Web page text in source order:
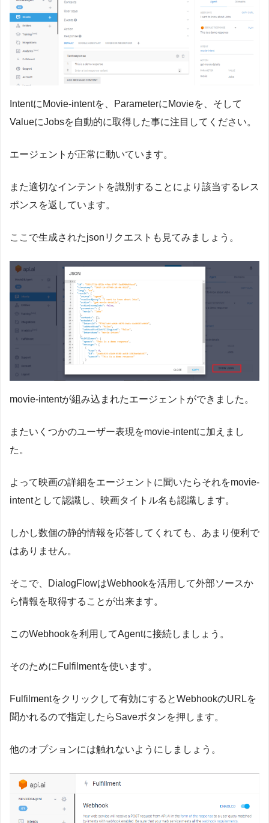
IntentにMovie-intentを、ParameterにMovieを、そして
ValueにJobsを自動的に取得した事に注目してください。
エージェントが正常に動いています。
また適切なインテントを識別することにより該当するレス
ポンスを返しています。
ここで生成されたjsonリクエストも見てみましょう。
movie-intentが組み込まれたエージェントができました。
またいくつかのユーザー表現をmovie-intentに加えまし
た。
よって映画の詳細をエージェントに聞いたらそれをmovie-
intentとして認識し、映画タイトル名も認識します。
しかし数個の静的情報を応答してくれても、あまり便利で
はありません。
そこで、DialogFlowはWebhookを活用して外部ソースか
ら情報を取得することが出来ます。
このWebhookを利用してAgentに接続しましょう。
そのためにFulfilmentを使います。
Fulfilmentをクリックして有効にするとWebhookのURLを
聞かれるので指定したらSaveボタンを押します。
他のオプションには触れないようにしましょう。